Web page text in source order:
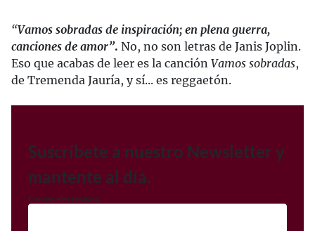
“Vamos sobradas de inspiración; en plena guerra,
canciones de amor”. No, no son letras de Janis Joplin.
Eso que acabas de leer es la canción Vamos sobradas,
de Tremenda Jauría, y sí... es reggaetón.
Suscríbete a nuestro Newsletter y
mantente al día.
Correo electrónico